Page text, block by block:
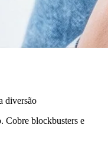
diversão
Cobre blockbusters e